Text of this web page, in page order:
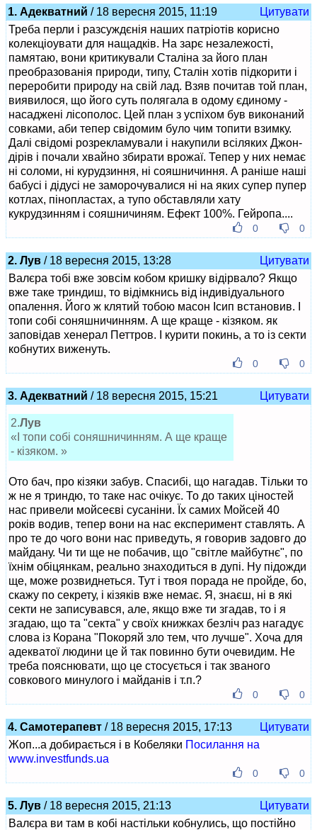
1. Адекватний / 18 вересня 2015, 11:19
Цитувати
Треба перли і разсуждєнія наших патріотів корисно
колекціоувати для нащадків. На зарє незалежості,
памятаю, вони критикували Сталіна за його план
преобразованія природи, типу, Сталін хотів підкорити і
переробити природу на свій лад. Взяв почитав той план,
виявилося, що його суть полягала в одому єдиному -
насаджені лісополос. Цей план з успіхом був виконаний
совками, аби тепер свідомим було чим топити взимку.
Далі свідомі розрекламували і накупили всіляких Джон-
дірів і почали хвайно збирати врожаї. Тепер у них немає
ні соломи, ні курудзиння, ні сояшничиння. А раніше наші
бабусі і дідусі не заморочувалися ні на яких супер пупер
котлах, пінопластах, а тупо обставляли хату
кукрудзинням і сояшничиням. Ефект 100%. Гейропа....
0 0
2. Лув / 18 вересня 2015, 13:28
Цитувати
Валєра тобі вже зовсім кобом кришку відірвало? Якщо
вже таке триндиш, то відімкнись від індивідуального
опалення. Його ж клятий тобою масон Ісип встановив. І
топи собі соняшничинням. А ще краще - кізяком. як
заповідав хенерал Петтров. І курити покинь, а то із секти
кобнутих виженуть.
0 0
3. Адекватний / 18 вересня 2015, 15:21 Цитувати
2.Лув
«І топи собі соняшничинням. А ще краще
- кізяком. »
Ото бач, про кізяки забув. Спасибі, що нагадав. Тільки то
ж не я триндю, то таке нас очікує. То до таких ціностей
нас привели мойсеєві сусаніни. Їх самих Мойсей 40
років водив, тепер вони на нас експеримент ставлять. А
про те до чого вони нас приведуть, я говорив задовго до
майдану. Чи ти ще не побачив, що "світле майбутнє", по
їхнім обіцянкам, реально знаходиться в дупі. Ну підожди
ще, може розвиднеться. Тут і твоя порада не пройде, бо,
скажу по секрету, і кізяків вже немає. Я, знаєш, ні в які
секти не записувався, але, якщо вже ти згадав, то і я
згадаю, що та "секта" у своїх книжках безліч раз нагадує
слова із Корана "Покоряй зло тем, что лучше". Хоча для
адекватої людини це й так повинно бути очевидим. Не
треба пояснювати, що це стосується і так званого
совкового минулого і майданів і т.п.?
0 0
4. Самотерапевт / 18 вересня 2015, 17:13
Цитувати
Жоп...а добирається і в Кобеляки Посилання на
www.investfunds.ua
0 0
5. Лув / 18 вересня 2015, 21:13
Цитувати
Валєра ви там в кобі настільки кобнулись, що постійно